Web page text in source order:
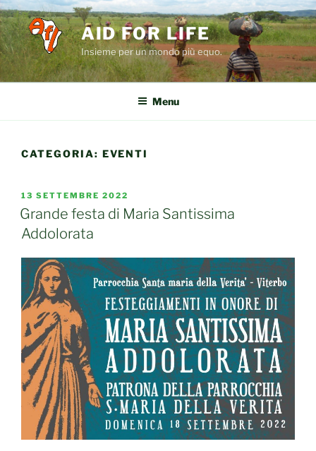
Salta
al
contenuto
AID FOR LIFE
Insieme per un mondo più equo.
Menu
CATEGORIA: EVENTI
PUBBLICATO
IL
13 SETTEMBRE 2022
Grande festa di Maria Santissima
Addolorata